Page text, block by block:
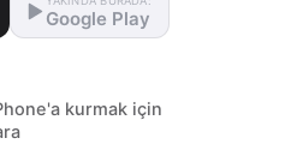
Google Play
kurmak için